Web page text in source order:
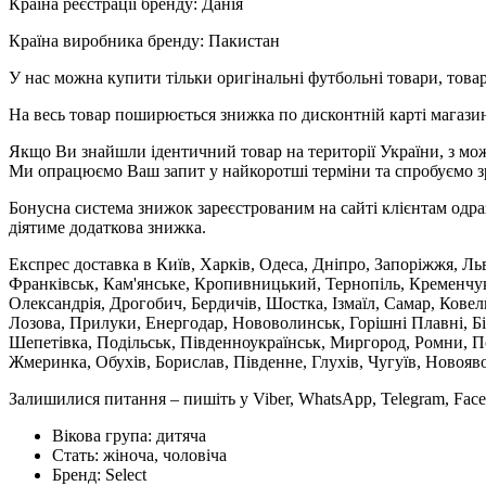
Країна виробника бренду: Пакистан
У нас можна купити тільки оригінальні футбольні товари,
На весь товар поширюється знижка по дисконтній карті
Якщо Ви знайшли ідентичний товар на території України, з
Ми опрацюємо Ваш запит у найкоротші терміни та спробуємо
Бонусна система знижок зареєстрованим на сайті клієнтам
діятиме додаткова знижка.
Експрес доставка в Київ, Харків, Одеса, Дніпро, Запоріжжя,
Франківськ, Кам'янське, Кропивницький, Тернопіль,
Олександрія, Дрогобич, Бердичів, Шостка, Ізмаїл, Самар,
Лозова, Прилуки, Енергодар, Нововолинськ, Горішні Плавні,
Шепетівка, Подільськ, Південноукраїнськ, Миргород, Ромни,
Жмеринка, Обухів, Борислав, Південне, Глухів, Чугуїв,
Залишилися питання – пишіть у Viber, WhatsApp, Telegram,
Вікова група: дитяча
Стать: жіноча, чоловіча
Бренд: Select